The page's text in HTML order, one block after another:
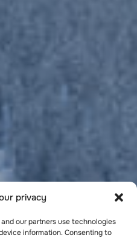
privacy
our partners use technologies
information. Consenting to